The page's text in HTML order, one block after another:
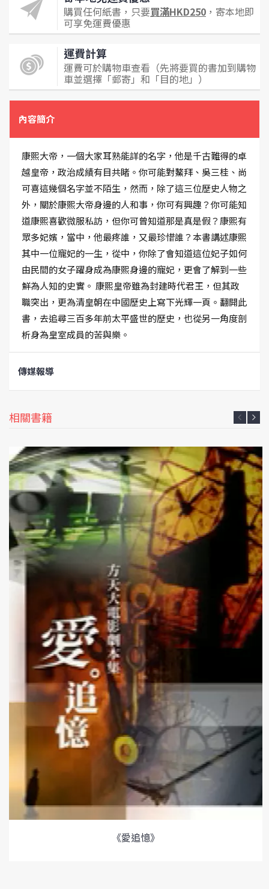
購買任何紙書，只要買滿HKD250 ，寄本地即
可享免運費優惠
運費計算
運費可於購物車查看（先將要買的書加到購物
車並選擇「郵寄」和「目的地」）
內容簡介
康熙大帝，一個大家耳熟能詳的名字，他是千古難得的卓
越皇帝，政治成績有目共睹。你可能對鰲拜、吳三桂、尚
可喜這幾個名字並不陌生，然而，除了這三位歷史人物之
外，關於康熙大帝身邊的人和事，你可有興趣？你可能知
道康熙喜歡微服私訪，但你可曾知道那是真是假？康熙有
眾多妃嬪，當中，他最疼誰，又最珍惜誰？本書講述康熙
其中一位寵妃的一生，從中，你除了會知道這位妃子如何
由民間的女子躍身成為康熙身邊的寵妃，更會了解到一些
鮮為人知的史實。 康熙皇帝雖為封建時代君王，但其政
職突出，更為清皇朝在中國歷史上寫下光輝一頁。翻開此
書，去追尋三百多年前太平盛世的歷史，也從另一角度剖
析身為皇室成員的苦與樂。
傳媒報導
相關書籍
《愛追憶》